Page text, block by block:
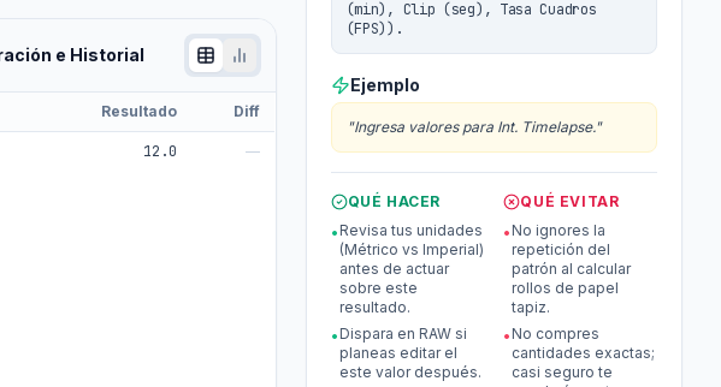
e Historial
Resultado Diff
12.0 —
(min), Clip (seg), Tasa Cuadros
(FPS)).
Ejemplo
"Ingresa valores para Int. Timelapse."
QUÉ HACER
• Revisa tus unidades
(Métrico vs Imperial)
antes de actuar
sobre este
resultado.
• Dispara en RAW si
planeas editar el
este valor después.
QUÉ EVITAR
• No ignores la
repetición del
patrón al calcular
rollos de papel
tapiz.
• No compres
cantidades exactas;
casi seguro te